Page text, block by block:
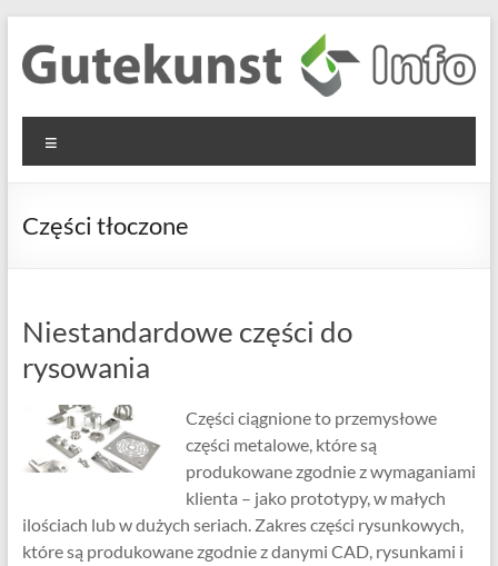
content
Gutekunst
Formfedern
GmbH
Informationen
Flachmaterial
Części tłoczone
Niestandardowe części do
rysowania
Części ciągnione to przemysłowe
części metalowe, które są
produkowane zgodnie z wymaganiami
klienta – jako prototypy, w małych
ilościach lub w dużych seriach. Zakres części rysunkowych,
które są produkowane zgodnie z danymi CAD, rysunkami i